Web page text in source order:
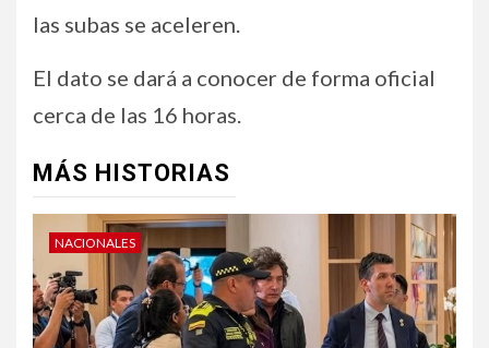
las subas se aceleren.
El dato se dará a conocer de forma oficial
cerca de las 16 horas.
MÁS HISTORIAS
NACIONALES